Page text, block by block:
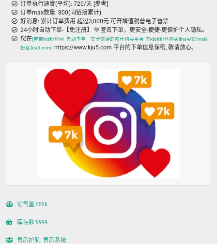
订单执行速度(平均): 720/天 [参考]
订单max数量: 800(同链接累计)
好消息: 累计订单费用 超过3,000元 可开增值税普电子普票
24小时自动下单-【免注册】 💚 匿名下单，更安全-便捷-更保护个人隐私。
您在[苦菊ins粉丝网- 自助下单，安全快捷的粉丝购买平台- Tiktok粉丝购买|Ins买赞|Ins刷
粉丝 kju5.com]
https://www.kju5.com 平台的下单信息保密, 敬请放心。
销售量:2526
库存数:9999
售后护航: 售后系统